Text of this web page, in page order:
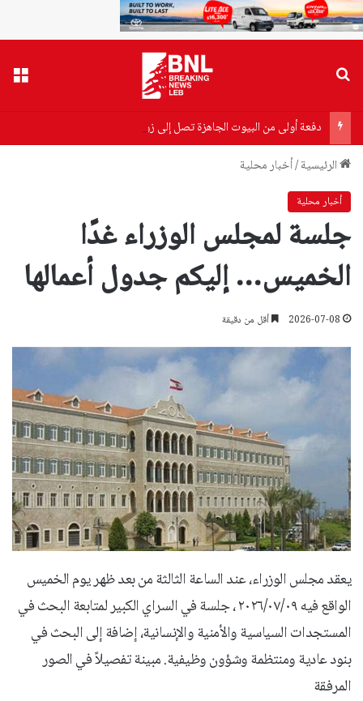
الرئيسية/أخبار محلية
أخبار محلية
جلسة لمجلس الوزراء غدًا
الخميس… إليكم جدول أعمالها
2026-07-08 أقل من دقيقة
يعقد مجلس الوزراء، عند الساعة الثالثة من بعد ظهر يوم الخميس
الواقع فيه ٢٠٢٦/۰۷/۰۹ ، جلسة في السراي الكبير لمتابعة البحث في
المستجدات السياسية والأمنية والإنسانية، إضافة إلى البحث في
بنود عادية ومنتظمة وشؤون وظيفية. مبينة تفصيلاً في الصور
المرفقة